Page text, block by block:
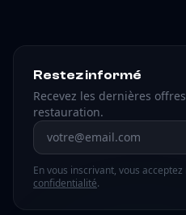
Restez informé
Recevez les dernières
restauration.
Adresse email
En vous inscrivant, vous acceptez
confidentialité.